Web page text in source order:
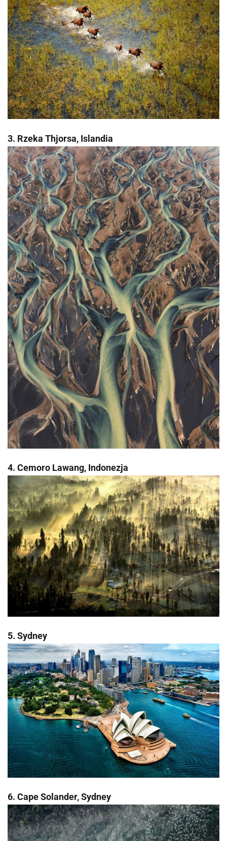
3. Rzeka Thjorsa, Islandia
4. Cemoro Lawang, Indonezja
5. Sydney
6. Cape Solander, Sydney